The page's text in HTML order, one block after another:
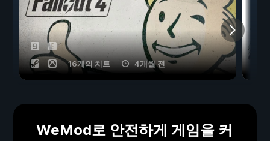
16개의 치트 4개월 전
WeMod로 안전하게 게임을 커